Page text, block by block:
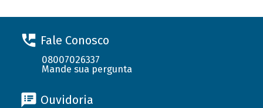
Fale Conosco
08007026337
Mande sua pergunta
Ouvidoria